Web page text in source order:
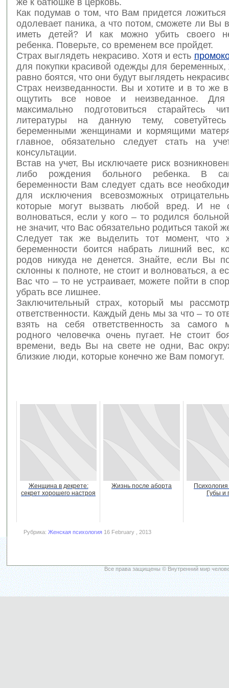
Как подумав о том, что Вам придется
одолевает паника, а что потом, сможете ли Вы
иметь детей? И как можно убить своего
ребенка. Поверьте, со временем все пройдет.
Страх выглядеть некрасиво. Хотя и есть
для покупки красивой одежды для
равно боятся, что они будут выглядеть
Страх неизведанности. Вы и хотите и в то же
ощутить все новое и неизведанное. Для
максимально подготовиться старайтесь
литературы на данную тему,
беременными женщинами и кормящими
главное, обязательно следует стать на
консультации.
Встав на учет, Вы исключаете риск
либо рождения больного ребенка. В
беременности Вам следует сдать все
для исключения всевозможных
которые могут вызвать любой вред. И не
волноваться, если у кого – то родился
не значит, что Вас обязательно родиться такой
Следует так же выделить тот момент, что
беременности боится набрать лишний вес,
родов никуда не денется. Знайте, если Вы
склонны к полноте, не стоит и волноваться, а
Вас что – то не устраивает, можете пойти в
убрать все лишнее.
Заключительный страх, который мы
ответственности. Каждый день мы за что – то
взять на себя ответственность за самого
родного человечка очень пугает. Не стоит
времени, ведь Вы на свете не одни, Вас
близкие люди, которые конечно же Вам помогут.
Женщина в декрете:
секрет хорошего настроя
Жизнь после аборта
Губы и
Рубрика: Женская психология 16 February , 2013
Все права защищены © Внутренний мир